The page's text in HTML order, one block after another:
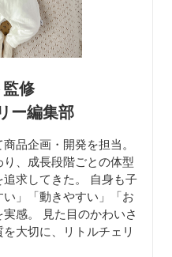
修
ー編集部
品企画・開発を担当。
、成長段階ごとの体型
求してきた。 自身も子
」「動きやすい」「お
感。 見た目のかわいさ
大切に、リトルチェリ